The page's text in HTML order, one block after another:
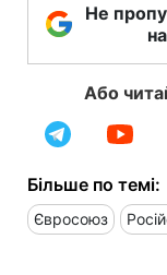
Не
Або
Більше по темі:
Євросоюз